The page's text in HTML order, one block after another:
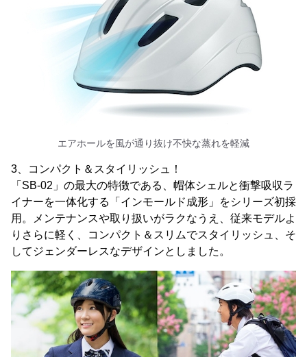
エアホールを風が通り抜け不快な蒸れを軽減
3、コンパクト＆スタイリッシュ！
「SB-02」の最大の特徴である、帽体シェルと衝撃吸収ラ
イナーを一体化する「インモールド成形」をシリーズ初採
用。メンテナンスや取り扱いがラクなうえ、従来モデルよ
りさらに軽く、コンパクト＆スリムでスタイリッシュ、そ
してジェンダーレスなデザインとしました。